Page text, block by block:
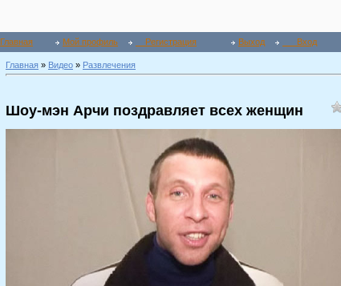
Главная Мой профиль Регистрация Выход Вход
Главная » Видео » Развлечения
Шоу-мэн Арчи поздравляет всех женщин